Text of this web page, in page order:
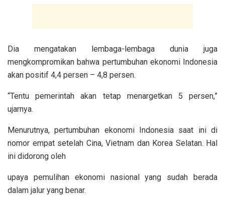
Dia mengatakan lembaga-lembaga dunia juga
mengkompromikan bahwa pertumbuhan ekonomi Indonesia
akan positif 4,4 persen – 4,8 persen.
“Tentu pemerintah akan tetap menargetkan 5 persen,”
ujarnya.
Menurutnya, pertumbuhan ekonomi Indonesia saat ini di
nomor empat setelah Cina, Vietnam dan Korea Selatan. Hal
ini didorong oleh
upaya pemulihan ekonomi nasional yang sudah berada
dalam jalur yang benar.